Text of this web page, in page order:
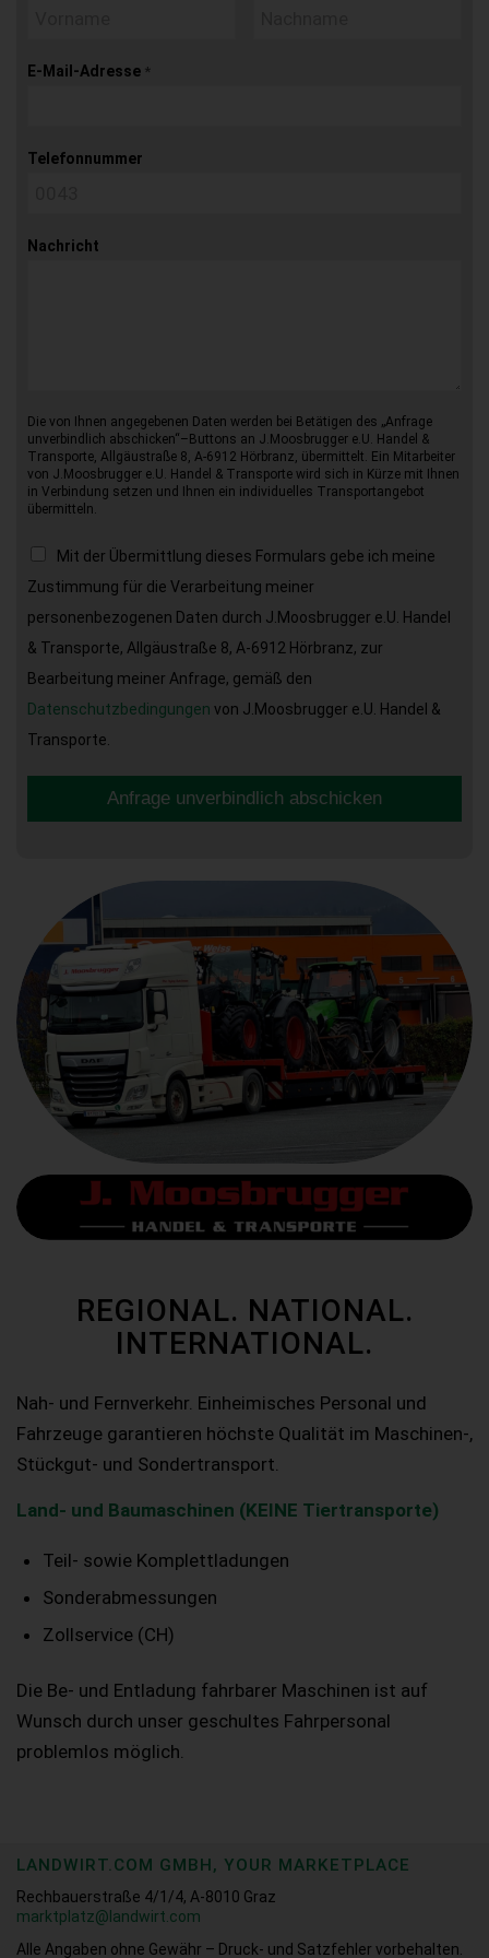
E-Mail-Adresse *
Telefonnummer
Nachricht
Die von Ihnen angegebenen Daten werden bei Betätigen des „Anfrage
unverbindlich abschicken“–Buttons an J.Moosbrugger e.U. Handel &
Transporte, Allgäustraße 8, A-6912 Hörbranz, übermittelt. Ein Mitarbeiter
von J.Moosbrugger e.U. Handel & Transporte wird sich in Kürze mit Ihnen
in Verbindung setzen und Ihnen ein individuelles Transportangebot
übermitteln.
Mit der Übermittlung dieses Formulars gebe ich meine
Zustimmung für die Verarbeitung meiner
personenbezogenen Daten durch J.Moosbrugger e.U. Handel
& Transporte, Allgäustraße 8, A-6912 Hörbranz, zur
Bearbeitung meiner Anfrage, gemäß den
Datenschutzbedingungen von J.Moosbrugger e.U. Handel &
Transporte.
Anfrage unverbindlich abschicken
REGIONAL. NATIONAL.
INTERNATIONAL.
Nah- und Fernverkehr. Einheimisches Personal und
Fahrzeuge garantieren höchste Qualität im Maschinen-,
Stückgut- und Sondertransport.
Land- und Baumaschinen (KEINE Tiertransporte)
Teil- sowie Komplettladungen
Sonderabmessungen
Zollservice (CH)
Die Be- und Entladung fahrbarer Maschinen ist auf
Wunsch durch unser geschultes Fahrpersonal
problemlos möglich.
LANDWIRT.COM GMBH, YOUR MARKETPLACE
Rechbauerstraße 4/1/4, A-8010 Graz
marktplatz@landwirt.com
Alle Angaben ohne Gewähr – Druck- und Satzfehler vorbehalten.